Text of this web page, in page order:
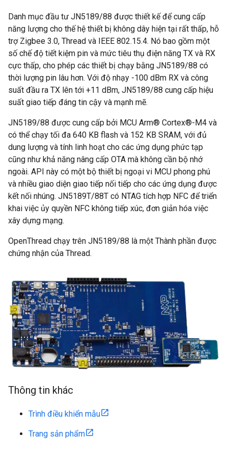
Danh mục đầu tư JN5189/88 được thiết kế để cung cấp
năng lượng cho thế hệ thiết bị không dây hiện tại rất thấp, hỗ
trợ Zigbee 3.0, Thread và IEEE 802.15.4. Nó bao gồm một
số chế độ tiết kiệm pin và mức tiêu thụ điện năng TX và RX
cực thấp, cho phép các thiết bị chạy bằng JN5189/88 có
thời lượng pin lâu hơn. Với độ nhạy -100 dBm RX và công
suất đầu ra TX lên tới +11 dBm, JN5189/88 cung cấp hiệu
suất giao tiếp đáng tin cậy và mạnh mẽ.
JN5189/88 được cung cấp bởi MCU Arm® Cortex®-M4 và
có thể chạy tối đa 640 KB flash và 152 KB SRAM, với đủ
dung lượng và tính linh hoạt cho các ứng dụng phức tạp
cũng như khả năng nâng cấp OTA mà không cần bộ nhớ
ngoài. API này có một bộ thiết bị ngoại vi MCU phong phú
và nhiều giao diện giao tiếp nối tiếp cho các ứng dụng được
kết nối nhúng. JN5189T/88T có NTAG tích hợp NFC để triển
khai việc ủy quyền NFC không tiếp xúc, đơn giản hóa việc
xây dựng mạng.
OpenThread chạy trên JN5189/88 là một Thành phần được
chứng nhận của Thread.
Thông tin khác
Trình điều khiển mẫu
Trang sản phẩm